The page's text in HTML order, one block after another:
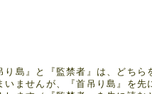
り島』と『監禁者』は、どちら
いませんが、『首吊り島』を先